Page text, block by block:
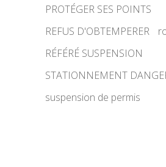
PROTÉGER SES POINTS
REFUS D'OBTEMPERER
RÉFÉRÉ SUSPENSION
STATIONNEMENT
suspension de permis